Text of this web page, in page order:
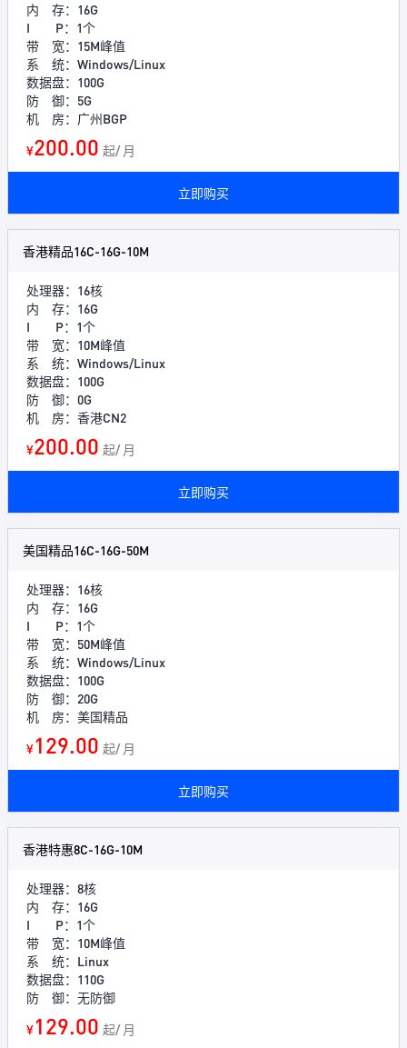
内 存：16G
I P：1个
带 宽：15M峰值
系 统：Windows/Linux
数据盘：100G
防 御：5G
机 房：广州BGP
¥200.00 起/ 月
立即购买
香港精品16C-16G-10M
处理器：16核
内 存：16G
I P：1个
带 宽：10M峰值
系 统：Windows/Linux
数据盘：100G
防 御：0G
机 房：香港CN2
¥200.00 起/ 月
立即购买
美国精品16C-16G-50M
处理器：16核
内 存：16G
I P：1个
带 宽：50M峰值
系 统：Windows/Linux
数据盘：100G
防 御：20G
机 房：美国精品
¥129.00 起/ 月
立即购买
香港特惠8C-16G-10M
处理器：8核
内 存：16G
I P：1个
带 宽：10M峰值
系 统：Linux
数据盘：110G
防 御：无防御
¥129.00 起/ 月